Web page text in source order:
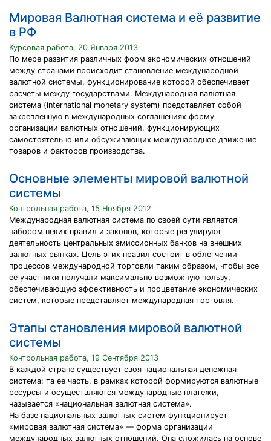
Мировая Валютная система и её развитие
в РФ
Курсовая работа, 20 Января 2013
По мере развития различных форм экономических отношений
между странами происходит становление международной
валютной системы, функционирование которой обеспечивает
расчеты между государствами. Международная валютная
система (international monetary system) представляет собой
закрепленную в международных соглашениях форму
организации валютных отношений, функционирующих
самостоятельно или обсуживающих международное движение
товаров и факторов производства.
Основные элементы мировой валютной
системы
Контрольная работа, 15 Ноября 2012
Международная валютная система по своей сути является
набором неких правил и законов, которые регулируют
деятельность центральных эмиссионных банков на внешних
валютных рынках. Цель этих правил состоит в облегчении
процессов международной торговли таким образом, чтобы все
ее участники получали максимально возможную пользу,
обеспечивающую эффективность и процветание экономических
систем, которые представляет международная торговля.
Этапы становления мировой валютной
системы
Контрольная работа, 19 Сентября 2013
В каждой стране существует своя национальная денежная
система: та ее часть, в рамках которой формируются валютные
ресурсы и осуществляются международные платежи,
называется «национальная валютная система».
На базе национальных валютных систем функционирует
«мировая валютная система» — форма организации
международных валютных отношений. Она сложилась на основе